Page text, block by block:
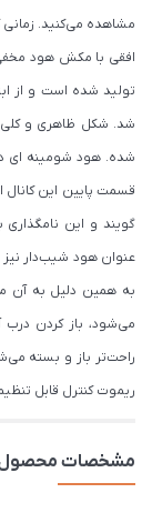
مشاهده می‌کنید.
افقی با مکش هود
تولید شده است و از
شده. هود شومینه ای
قسمت پایین این
گویند و این
به همین دلیل به آن
می‌شود، باز کردن
راحت‌تر باز و بسته
ریموت کنترل قابل
مشخصات